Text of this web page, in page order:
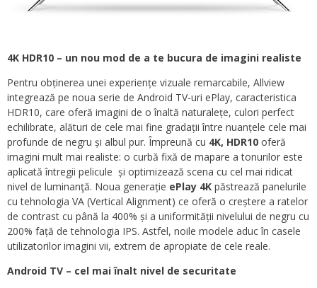
4K HDR10 – un nou mod de a te bucura de imagini realiste
Pentru obținerea unei experiențe vizuale remarcabile, Allview
integrează pe noua serie de Android TV-uri ePlay, caracteristica
HDR10, care oferă imagini de o înaltă naturalețe, culori perfect
echilibrate, alături de cele mai fine gradații între nuanțele cele mai
profunde de negru și albul pur. Împreună cu 4K, HDR10 oferă
imagini mult mai realiste: o curbă fixă de mapare a tonurilor este
aplicată întregii pelicule și optimizează scena cu cel mai ridicat
nivel de luminanţă. Noua generație ePlay 4K păstrează panelurile
cu tehnologia VA (Vertical Alignment) ce oferă o creștere a ratelor
de contrast cu până la 400% și a uniformității nivelului de negru cu
200% față de tehnologia IPS. Astfel, noile modele aduc în casele
utilizatorilor imagini vii, extrem de apropiate de cele reale.
Android TV – cel mai înalt nivel de securitate